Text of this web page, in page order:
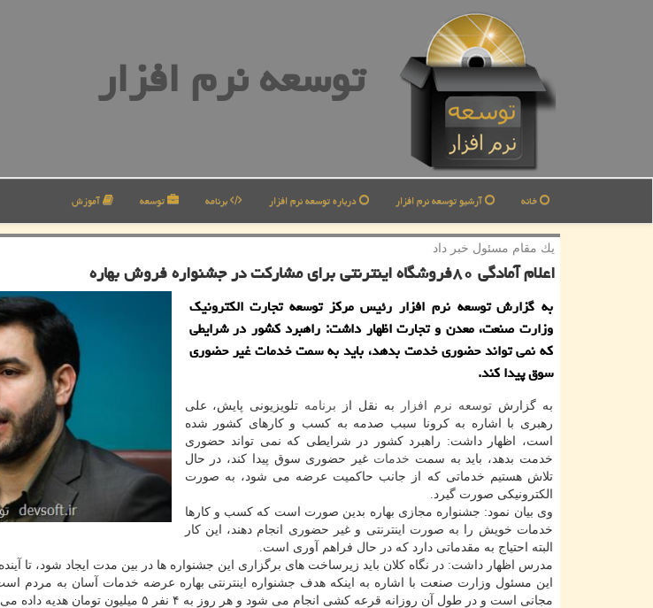
توسعه نرم افزار
خانه آرشیو توسعه نرم افزار درباره توسعه نرم افزار برنامه توسعه آموزش
یك مقام مسئول خبر داد
اعلام آمادگی ۸۰فروشگاه اینترنتی برای مشاركت در جشنواره فروش بهاره
به گزارش توسعه نرم افزار رئیس مركز توسعه تجارت الكترونیك
وزارت صنعت، معدن و تجارت اظهار داشت: راهبرد كشور در شرایطی
كه نمی تواند حضوری خدمت بدهد، باید به سمت خدمات غیر حضوری
سوق پیدا كند.
به گزارش توسعه نرم افزار به نقل از برنامه تلویزیونی پایش، علی
رهبری با اشاره به كرونا سبب صدمه به كسب و كارهای كشور شده
است، اظهار داشت: راهبرد كشور در شرایطی كه نمی تواند حضوری
خدمت بدهد، باید به سمت خدمات غیر حضوری سوق پیدا كند، در حال
تلاش هستیم خدماتی كه از جانب حاكمیت عرضه می شود، به صورت
الكترونیكی صورت گیرد.
وی بیان نمود: جشنواره مجازی بهاره بدین صورت است كه كسب و كارها
خدمات خویش را به صورت اینترنتی و غیر حضوری انجام دهند، این كار
البته احتیاج به مقدماتی دارد كه در حال فراهم آوری است.
مدرس اظهار داشت: در نگاه كلان باید زیرساخت های برگزاری این جشنواره ها در بین مدت ایجاد شود، تا آینده
این مسئول وزارت صنعت با اشاره به اینكه هدف جشنواره اینترنتی بهاره عرضه خدمات آسان به مردم
مجانی است و در طول آن روزانه قرعه كشی انجام می شود و هر روز به ۴ نفر ۵ میلیون تومان هدیه داده می شود.